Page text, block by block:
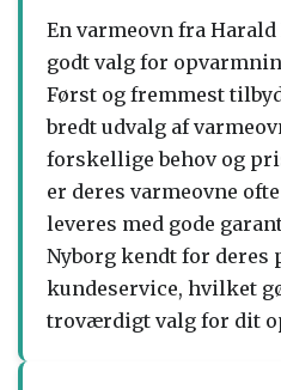
En varmeovn fra
godt valg for
Først og fremmest
bredt udvalg af
forskellige behov og
er deres varmeovne
leveres med gode
Nyborg kendt for deres
kundeservice, hvilket
troværdigt valg for dit